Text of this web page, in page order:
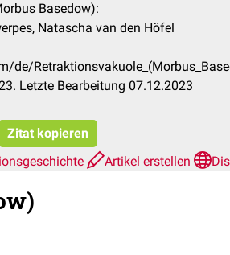
Basedow):
Natascha van den Höfel
de/
Letzte Bearbeitung 07.12.2023
Zitat kopieren
Artikel erstellen